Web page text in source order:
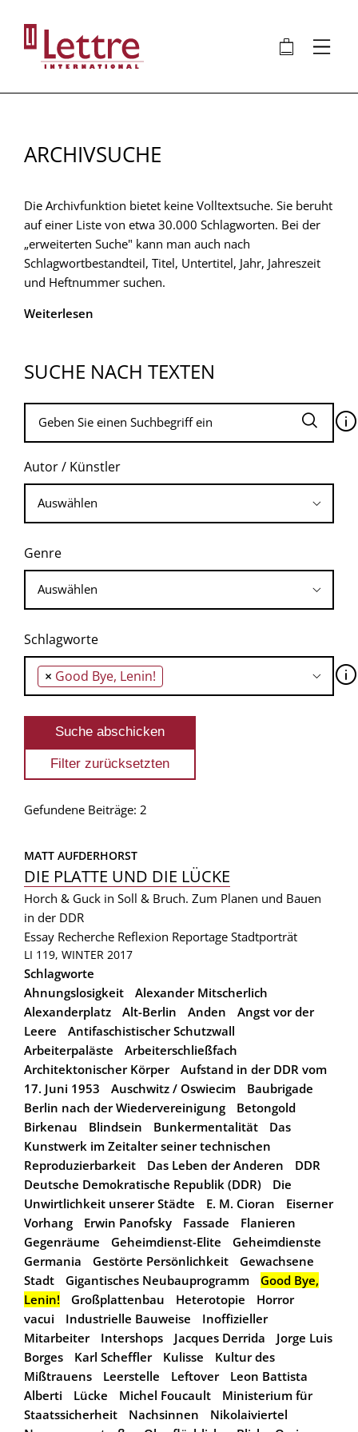
Inhalt
🛍 ⋮
ARCHIVSUCHE
Die Archivfunktion bietet keine Volltextsuche. Sie beruht
auf einer Liste von etwa 30.000 Schlagworten. Bei der
„erweiterten Suche" kann man auch nach
Schlagwortbestandteil, Titel, Untertitel, Jahr, Jahreszeit
und Heftnummer suchen.
Weiterlesen
SUCHE NACH TEXTEN
🛈
Autor / Künstler
Genre
Schlagworte
× Good Bye, Lenin! 🛈
Gefundene Beiträge: 2
MATT AUFDERHORST
DIE PLATTE UND DIE LÜCKE
Horch & Guck in Soll & Bruch. Zum Planen und Bauen
in der DDR
Essay Recherche Reflexion Reportage Stadtporträt
LI 119, WINTER 2017
Schlagworte
Ahnungslosigkeit
Alexander Mitscherlich
Alexanderplatz
Alt-Berlin Anden
Angst vor der
Leere
Antifaschistischer Schutzwall
Arbeiterpaläste
Arbeiterschließfach
Architektonischer Körper
Aufstand in der DDR vom
17. Juni 1953
Auschwitz / Oswiecim
Baubrigade
Berlin nach der Wiedervereinigung
Betongold
Birkenau
Blindsein Bunkermentalität
Das
Kunstwerk im Zeitalter seiner technischen
Reproduzierbarkeit
Das Leben der Anderen
DDR
Deutsche Demokratische Republik (DDR)
Die
Unwirtlichkeit unserer Städte
E. M. Cioran
Eiserner
Vorhang
Erwin Panofsky Fassade
Flanieren
Gegenräume
Geheimdienst-Elite
Geheimdienste
Germania
Gestörte Persönlichkeit
Gewachsene
Stadt
Gigantisches Neubauprogramm
Good Bye,
Lenin!
Großplattenbau Heterotopie
Horror
vacui
Industrielle Bauweise
Inoffizieller
Mitarbeiter
Intershops Jacques Derrida
Jorge Luis
Borges
Karl Scheffler Kulisse
Kultur des
Mißtrauens
Leerstelle Leftover
Leon Battista
Alberti
Lücke Michel Foucault
Ministerium für
Staatssicherheit
Nachsinnen
Nikolaiviertel